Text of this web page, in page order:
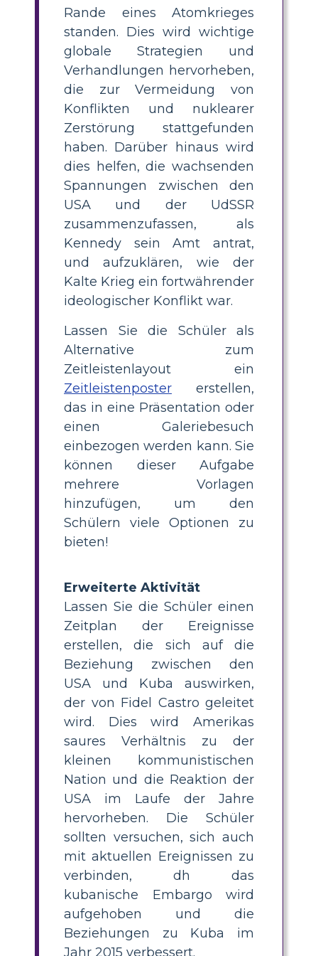
Rande eines Atomkrieges
standen. Dies wird wichtige
globale Strategien und
Verhandlungen hervorheben,
die zur Vermeidung von
Konflikten und nuklearer
Zerstörung stattgefunden
haben. Darüber hinaus wird
dies helfen, die wachsenden
Spannungen zwischen den
USA und der UdSSR
zusammenzufassen, als
Kennedy sein Amt antrat,
und aufzuklären, wie der
Kalte Krieg ein fortwährender
ideologischer Konflikt war.
Lassen Sie die Schüler als
Alternative zum
Zeitleistenlayout ein
Zeitleistenposter erstellen,
das in eine Präsentation oder
einen Galeriebesuch
einbezogen werden kann. Sie
können dieser Aufgabe
mehrere Vorlagen
hinzufügen, um den
Schülern viele Optionen zu
bieten!
Erweiterte Aktivität
Lassen Sie die Schüler einen
Zeitplan der Ereignisse
erstellen, die sich auf die
Beziehung zwischen den
USA und Kuba auswirken,
der von Fidel Castro geleitet
wird. Dies wird Amerikas
saures Verhältnis zu der
kleinen kommunistischen
Nation und die Reaktion der
USA im Laufe der Jahre
hervorheben. Die Schüler
sollten versuchen, sich auch
mit aktuellen Ereignissen zu
verbinden, dh das
kubanische Embargo wird
aufgehoben und die
Beziehungen zu Kuba im
Jahr 2015 verbessert.